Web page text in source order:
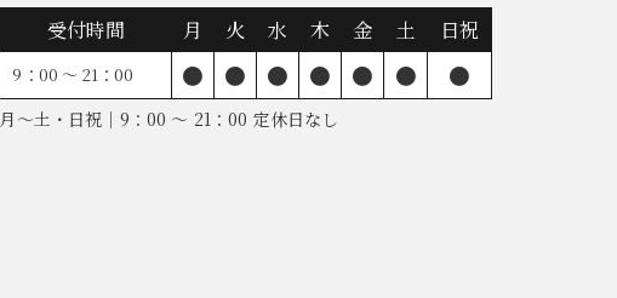
受付時間 月 火 水 木 金 土 日祝
9：00 ～ 21：00 ● ● ● ● ● ● ●
月～土・日祝｜9：00 ～ 21：00 定休日なし